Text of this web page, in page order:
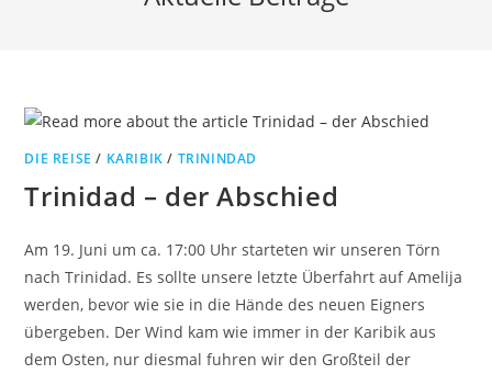
DIE REISE / KARIBIK / TRININDAD
Trinidad – der Abschied
Am 19. Juni um ca. 17:00 Uhr starteten wir unseren Törn
nach Trinidad. Es sollte unsere letzte Überfahrt auf Amelija
werden, bevor wie sie in die Hände des neuen Eigners
übergeben. Der Wind kam wie immer in der Karibik aus
dem Osten, nur diesmal fuhren wir den Großteil der